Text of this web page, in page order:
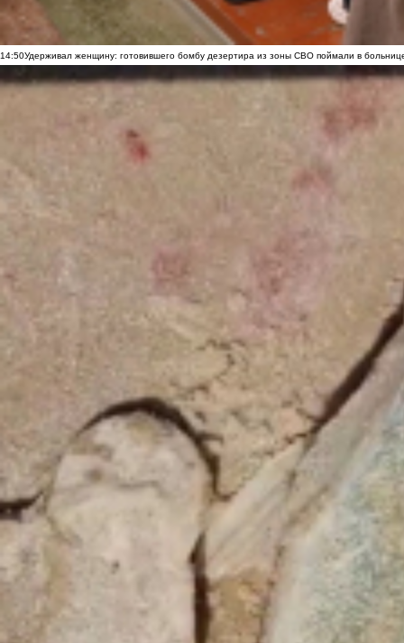
14:50Удерживал женщину: готовившего бомбу дезертира из зоны СВО поймали в